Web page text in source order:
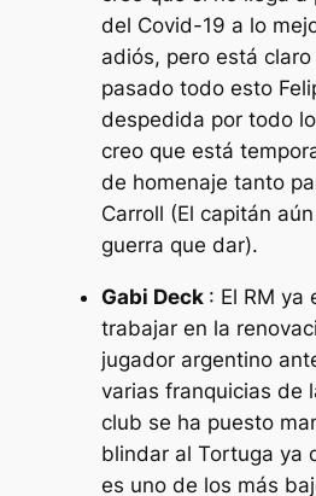
del Covid-19 a lo
adiós, pero está
pasado todo esto
despedida por todo
creo que está
de homenaje tanto
Carroll (El capitán
guerra que dar).
Gabi Deck : El RM ya
trabajar en la
jugador argentino
varias franquicias de
club se ha puesto
blindar al Tortuga ya
es uno de los más